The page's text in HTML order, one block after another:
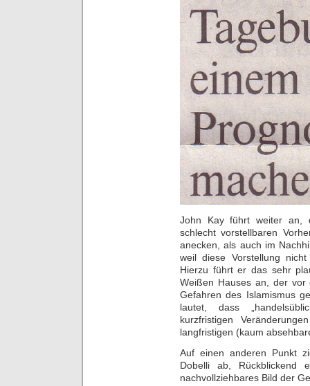
John Kay führt weiter an,
schlecht vorstellbaren
anecken, als auch im
weil diese Vorstellung
Hierzu führt er das sehr
Weißen Hauses an, der vor
Gefahren des Islamismus
lautet, dass
kurzfristigen
langfristigen (kaum
Auf einen anderen Punkt
Dobelli ab,
nachvollziehbares Bild der